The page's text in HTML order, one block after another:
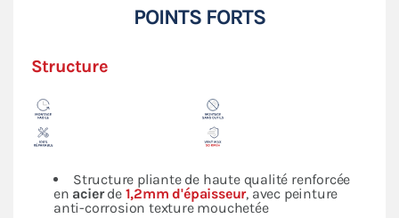
POINTS FORTS
Structure
Structure pliante de haute qualité renforcée
en acierde 1,2mm d'épaisseur, avec peinture
anti-corrosion texture mouchetée